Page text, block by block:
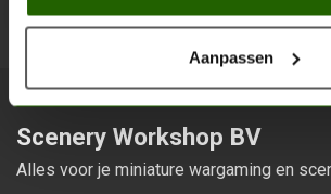
Aanpassen
Scenery Workshop BV
Alles voor je miniature wargaming en